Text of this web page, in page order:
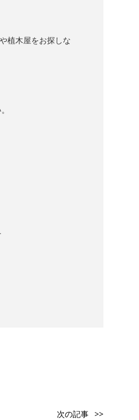
植木屋をお探しな
次の記事 >>